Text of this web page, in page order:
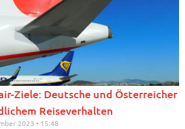
Ziele: Deutsche und Österreicher
Reiseverhalten
2023 15:48